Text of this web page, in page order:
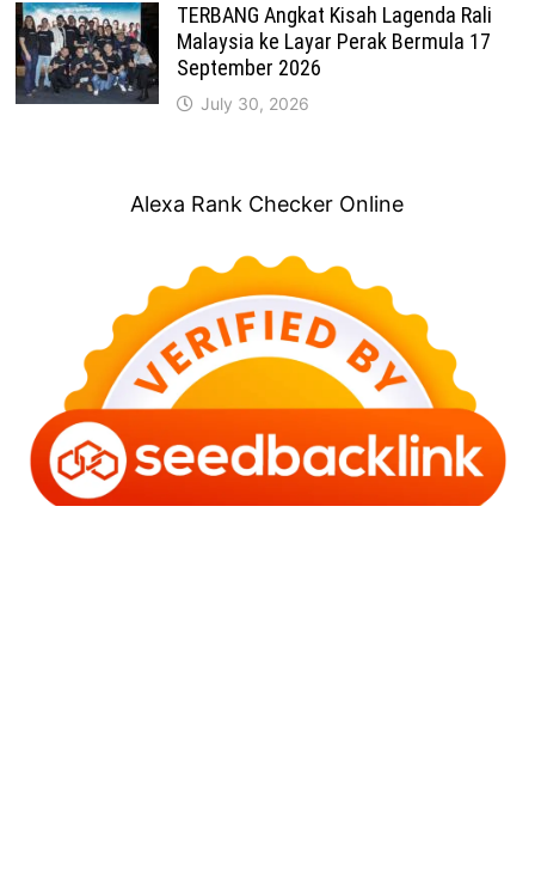
TERBANG Angkat Kisah Lagenda Rali
Malaysia ke Layar Perak Bermula 17
September 2026
July 30, 2026
Alexa Rank Checker Online